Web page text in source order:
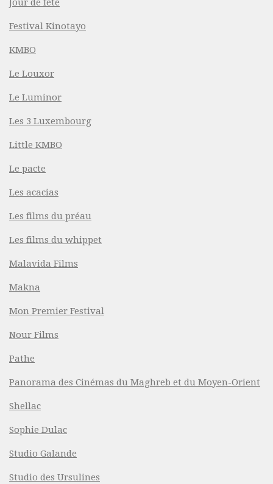
Festival Kinotayo
KMBO
Le Louxor
Le Luminor
Les 3 Luxembourg
Little KMBO
Le pacte
Les acacias
Les films du préau
Les films du whippet
Malavida Films
Makna
Mon Premier Festival
Nour Films
Pathe
Panorama des Cinémas du Maghreb et du Moyen-Orient
Shellac
Sophie Dulac
Studio Galande
Studio des Ursulines